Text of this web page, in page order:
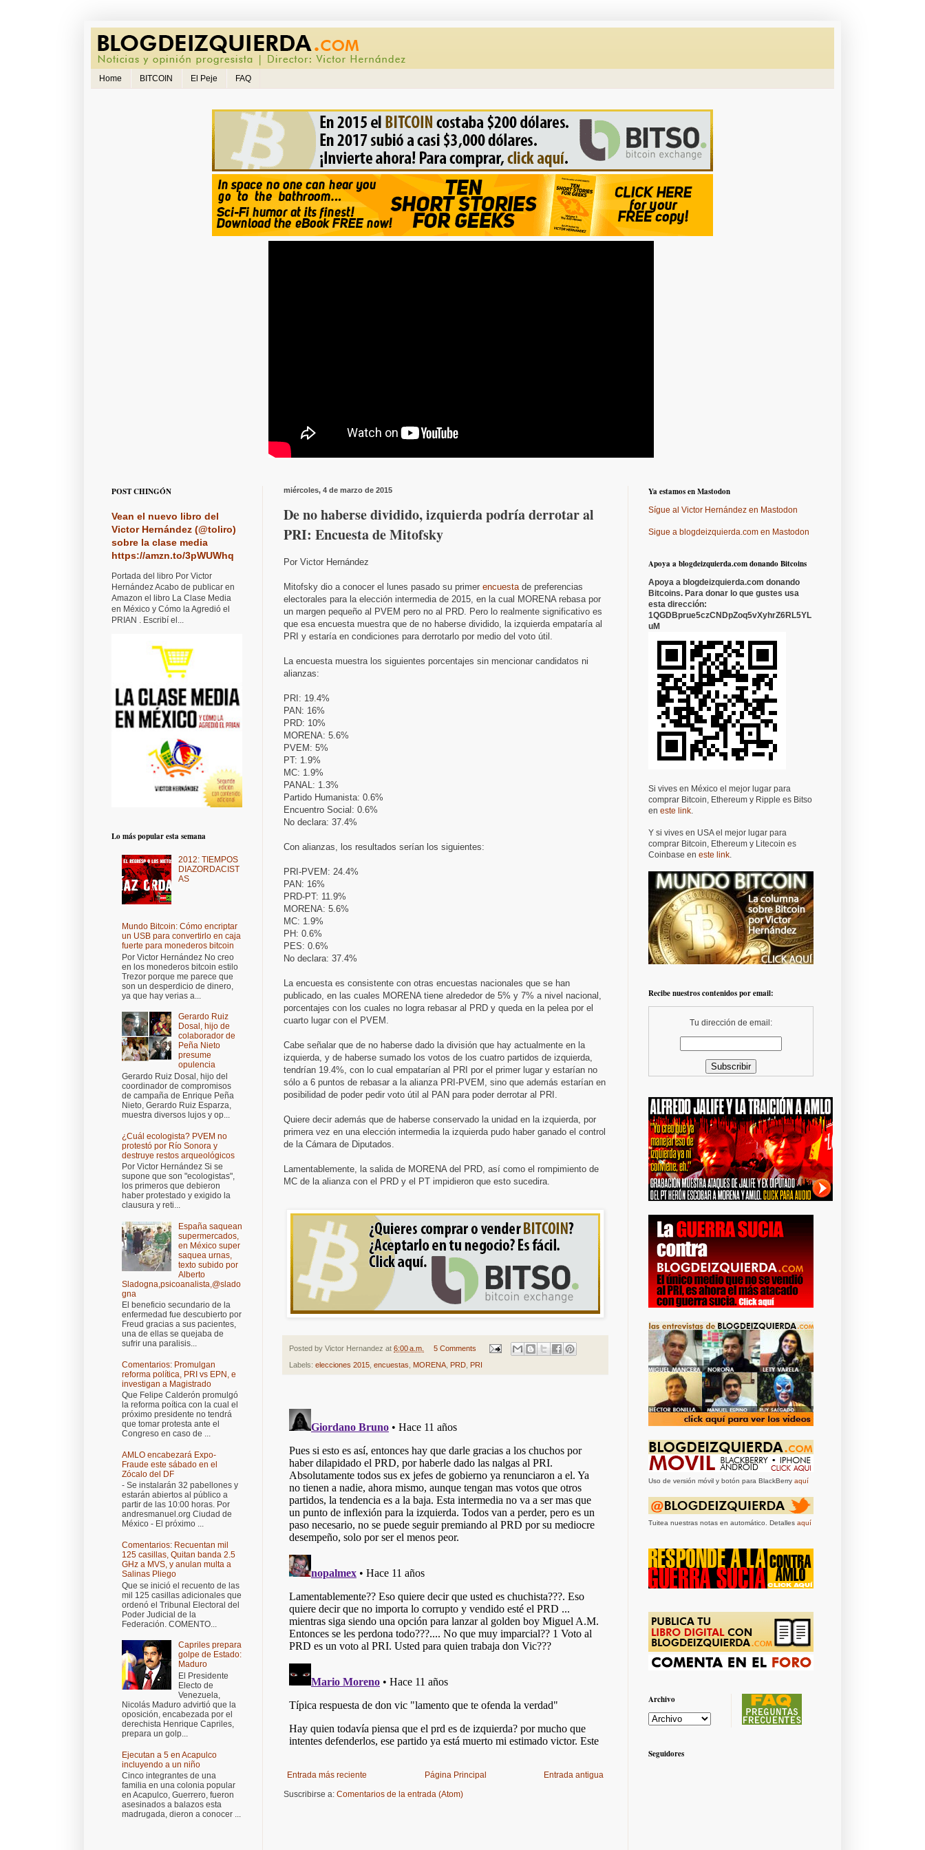
Home BITCOIN El Peje FAQ
miércoles, 4 de marzo de 2015
De no haberse dividido, izquierda podría derrotar al
PRI: Encuesta de Mitofsky
Por Victor Hernández
Mitofsky dio a conocer el lunes pasado su primer encuesta de preferencias
electorales para la elección intermedia de 2015, en la cual MORENA rebasa por
un margen pequeño al PVEM pero no al PRD. Pero lo realmente significativo es
que esa encuesta muestra que de no haberse dividido, la izquierda empataría al
PRI y estaría en condiciones para derrotarlo por medio del voto útil.
La encuesta muestra los siguientes porcentajes sin mencionar candidatos ni
alianzas:
PRI: 19.4%
PAN: 16%
PRD: 10%
MORENA: 5.6%
PVEM: 5%
PT: 1.9%
MC: 1.9%
PANAL: 1.3%
Partido Humanista: 0.6%
Encuentro Social: 0.6%
No declara: 37.4%
Con alianzas, los resultados serían los siguientes:
PRI-PVEM: 24.4%
PAN: 16%
PRD-PT: 11.9%
MORENA: 5.6%
MC: 1.9%
PH: 0.6%
PES: 0.6%
No declara: 37.4%
La encuesta es consistente con otras encuestas nacionales que se han
publicado, en las cuales MORENA tiene alrededor de 5% y 7% a nivel nacional,
porcentajes con los cuales no logra rebasar al PRD y queda en la pelea por el
cuarto lugar con el PVEM.
Cabe señalar que de no haberse dado la división que hay actualmente en la
izquierda, y de haberse sumado los votos de los cuatro partidos de izquierda,
tendrían 19.4%, con lo cual empatarían al PRI por el primer lugar y estarían no
sólo a 6 puntos de rebasar a la alianza PRI-PVEM, sino que además estarían en
posibilidad de poder pedir voto útil al PAN para poder derrotar al PRI.
Quiere decir además que de haberse conservado la unidad en la izquierda, por
primera vez en una elección intermedia la izquierda pudo haber ganado el control
de la Cámara de Diputados.
Lamentablemente, la salida de MORENA del PRD, así como el rompimiento de
MC de la alianza con el PRD y el PT impidieron que esto sucedira.
Posted by Victor Hernandez at 6:00 a.m. 5 Comments
Labels: elecciones 2015 encuestas MORENA PRD PRI
Entrada más reciente Entrada antigua
Página Principal
Suscribirse a: Comentarios de la entrada (Atom)
POST CHINGÓN
Vean el nuevo libro del
Victor Hernández (@toliro)
sobre la clase media
https://amzn.to/3pWUWhq
Portada del libro Por Victor
Hernández Acabo de publicar en
Amazon el libro La Clase Media
en México y Cómo la Agredió el
PRIAN . Escribí el...
Lo más popular esta semana
2012: TIEMPOS
DIAZORDACIST
AS
Mundo Bitcoin: Cómo encriptar
un USB para convertirlo en caja
fuerte para monederos bitcoin
Por Victor Hernández No creo
en los monederos bitcoin estilo
Trezor porque me parece que
son un desperdicio de dinero,
ya que hay verias a...
Gerardo Ruiz
Dosal, hijo de
colaborador de
Peña Nieto
presume
opulencia
Gerardo Ruiz Dosal, hijo del
coordinador de compromisos
de campaña de Enrique Peña
Nieto, Gerardo Ruiz Esparza,
muestra diversos lujos y op...
¿Cuál ecologista? PVEM no
protestó por Río Sonora y
destruye restos arqueológicos
Por Victor Hernández Si se
supone que son "ecologistas",
los primeros que debieron
haber protestado y exigido la
clausura y reti...
España saquean
supermercados,
en México super
saquea urnas,
texto subido por
Alberto
Sladogna,psicoanalista,@slado
gna
El beneficio secundario de la
enfermedad fue descubierto por
Freud gracias a sus pacientes,
una de ellas se quejaba de
sufrir una paralisis...
Comentarios: Promulgan
reforma política, PRI vs EPN, e
investigan a Magistrado
Que Felipe Calderón promulgó
la reforma poítica con la cual el
próximo presidente no tendrá
que tomar protesta ante el
Congreso en caso de ...
AMLO encabezará Expo-
Fraude este sábado en el
Zócalo del DF
- Se instalarán 32 pabellones y
estarán abiertos al público a
partir de las 10:00 horas. Por
andresmanuel.org Ciudad de
México - El próximo ...
Comentarios: Recuentan mil
125 casillas, Quitan banda 2.5
GHz a MVS, y anulan multa a
Salinas Pliego
Que se inició el recuento de las
mil 125 casillas adicionales que
ordenó el Tribunal Electoral del
Poder Judicial de la
Federación. COMENTO...
Capriles prepara
golpe de Estado:
Maduro
El Presidente
Electo de
Venezuela,
Nicolás Maduro advirtió que la
oposición, encabezada por el
derechista Henrique Capriles,
prepara un golp...
Ejecutan a 5 en Acapulco
incluyendo a un niño
Cinco integrantes de una
familia en una colonia popular
en Acapulco, Guerrero, fueron
asesinados a balazos esta
madrugada, dieron a conocer ...
Ya estamos en Mastodon
Sígue al Victor Hernández en Mastodon
Sigue a blogdeizquierda.com en Mastodon
Apoya a blogdeizquierda.com donando Bitcoins
Apoya a blogdeizquierda.com donando
Bitcoins. Para donar lo que gustes usa
esta dirección:
1QGDBprue5czCNDpZoq5vXyhrZ6RL5YL
uM
Si vives en México el mejor lugar para
comprar Bitcoin, Ethereum y Ripple es Bitso
en este link.
Y si vives en USA el mejor lugar para
comprar Bitcoin, Ethereum y Litecoin es
Coinbase en este link.
Recibe nuestros contenidos por email:
Tu dirección de email:
Uso de versión móvil y botón para BlackBerry aquí
Tuitea nuestras notas en automático. Detalles aquí
Archivo
Seguidores